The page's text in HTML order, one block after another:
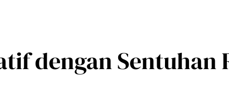
dengan Sentuhan